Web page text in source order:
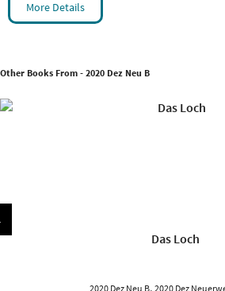
More Details
Other Books From - 2020 Dez Neu B
Das Loch
2020 Dez Neu B, 2020 Dez